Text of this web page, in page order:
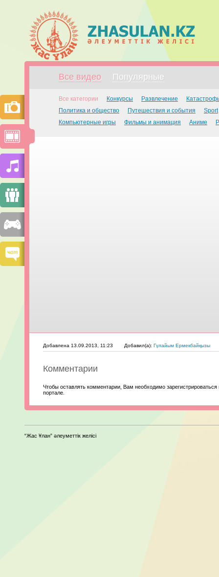
Все видео Популярные
Все категории Конкурсы Развлечение
Политика и общество
Путешествия и события
Sport
Компьютерные игры
Фильмы и анимация Аниме
Добавлена 13.09.2013, 11:23 Добавил(а): Гүлайым Ермекбайқызы
Комментарии
Чтобы оставлять комментарии, Вам необходимо зарегистрироваться
портале.
“Жас Ұлан” әлеуметтік желісі